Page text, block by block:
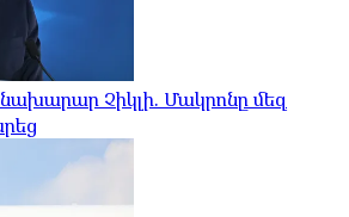
նախարար Չիկլի. Մակրոնը մեզ